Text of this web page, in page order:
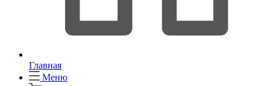
Главная
Меню